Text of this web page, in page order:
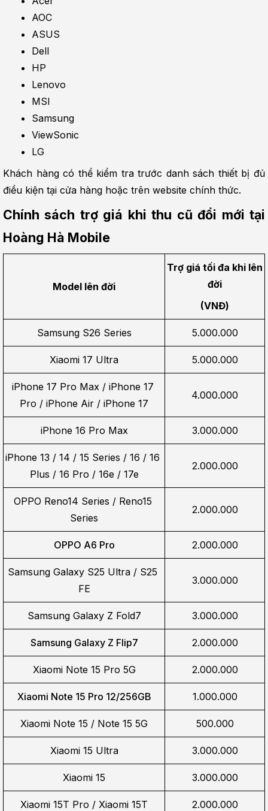
AOC
ASUS
Dell
HP
Lenovo
MSI
Samsung
ViewSonic
LG
Khách hàng có thể kiểm tra trước danh sách thiết bị đủ
điều kiện tại cửa hàng hoặc trên website chính thức.
Chính sách trợ giá khi thu cũ đổi mới tại
Hoàng Hà Mobile
Model lên đời
Trợ giá tối đa khi lên
đời
(VNĐ)
Samsung S26 Series 5.000.000
Xiaomi 17 Ultra 5.000.000
iPhone 17 Pro Max / iPhone 17
Pro / iPhone Air / iPhone 17
4.000.000
iPhone 16 Pro Max 3.000.000
iPhone 13 / 14 / 15 Series / 16 / 16
Plus / 16 Pro / 16e / 17e
2.000.000
OPPO Reno14 Series / Reno15
Series
2.000.000
OPPO A6 Pro 2.000.000
Samsung Galaxy S25 Ultra / S25
FE
3.000.000
Samsung Galaxy Z Fold7 3.000.000
Samsung Galaxy Z Flip7 2.000.000
Xiaomi Note 15 Pro 5G 2.000.000
Xiaomi Note 15 Pro 12/256GB 1.000.000
Xiaomi Note 15 / Note 15 5G 500.000
Xiaomi 15 Ultra 3.000.000
Xiaomi 15 3.000.000
Xiaomi 15T Pro / Xiaomi 15T 2.000.000